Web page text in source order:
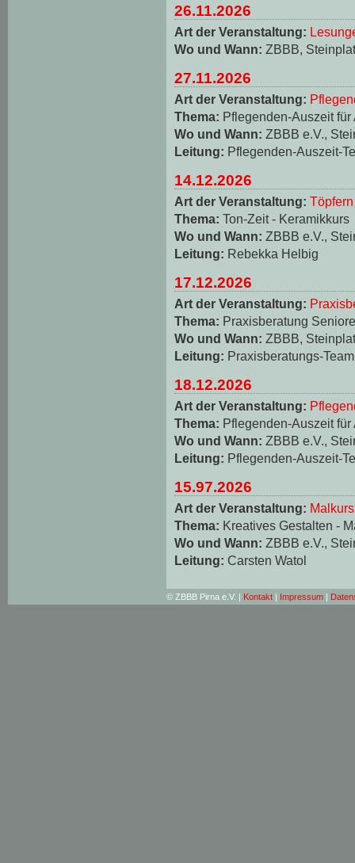
26.11.2026
Art der Veranstaltung:
Wo und Wann: ZBBB,
27.11.2026
Art der Veranstaltung:
Thema: Pflegenden-Auszeit
Wo und Wann: ZBBB e.V.,
Leitung: Pflegenden-Auszeit-
14.12.2026
Art der Veranstaltung: Töpfern
Thema: Ton-Zeit - Keramikkurs
Wo und Wann: ZBBB e.V.,
Leitung: Rebekka Helbig
17.12.2026
Art der Veranstaltung:
Thema: Praxisberatung
Wo und Wann: ZBBB,
Leitung: Praxisberatungs-Team
18.12.2026
Art der Veranstaltung:
Thema: Pflegenden-Auszeit
Wo und Wann: ZBBB e.V.,
Leitung: Pflegenden-Auszeit-
15.97.2026
Art der Veranstaltung: Malkurs
Thema: Kreatives Gestalten -
Wo und Wann: ZBBB e.V.,
Leitung: Carsten Watol
© ZBBB Pirna e.V. | Kontakt | Impressum |